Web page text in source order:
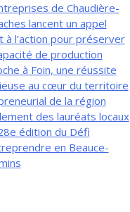
de Chaudière-
lancent un appel
à l’action pour préserver
de production
à Foin, une réussite
au cœur du territoire
de la région
des lauréats locaux
édition du Défi
en Beauce-